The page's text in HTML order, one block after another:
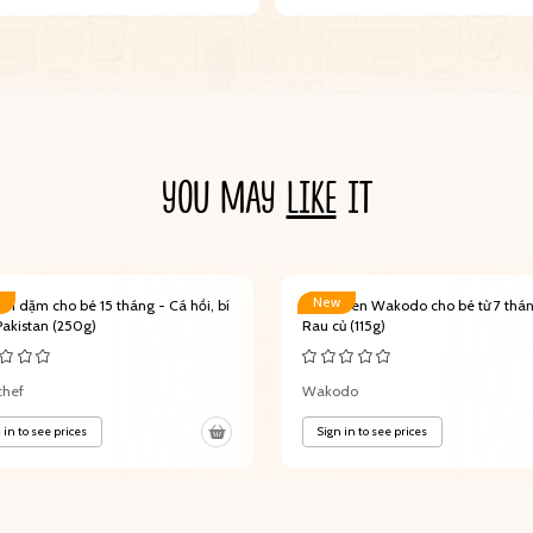
YOU MAY LIKEIT
ăn dặm cho bé 15 tháng - Cá hồi, bí
(250g)
in to see prices
New
Mì Somen Wakodo cho bé từ 7
Rau củ (115g)
Wakodo
Sign in to see prices